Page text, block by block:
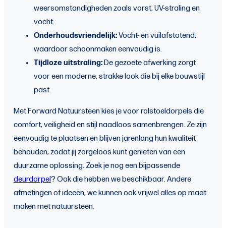
weersomstandigheden zoals vorst, UV-straling en
vocht.
Onderhoudsvriendelijk:Vocht- en vuilafstotend,
waardoor schoonmaken eenvoudig is.
Tijdloze uitstraling:De gezoete afwerking zorgt
voor een moderne, strakke look die bij elke bouwstijl
past.
Met Forward Natuursteen kies je voor rolstoeldorpels die
comfort, veiligheid en stijl naadloos samenbrengen. Ze zijn
eenvoudig te plaatsen en blijven jarenlang hun kwaliteit
behouden, zodat jij zorgeloos kunt genieten van een
duurzame oplossing. Zoek je nog een bijpassende
deurdorpel? Ook die hebben we beschikbaar. Andere
afmetingen of ideeën, we kunnen ook vrijwel alles op maat
maken met natuursteen.